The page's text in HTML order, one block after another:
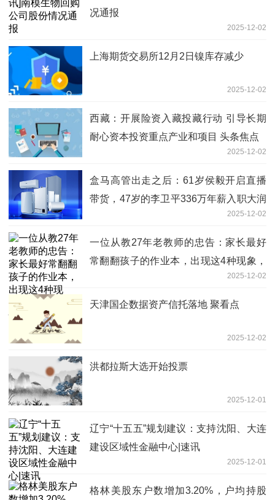
况通报
2025-12-02
上海期货交易所12月2日镍库存减少
2025-12-02
西藏：开展险资入藏投藏行动 引导长期
耐心资本投资重点产业和项目 头条焦点
2025-12-02
盒马高管出走之后：61岁侯毅开启直播
带货，47岁的李卫平336万年薪入职大润
2025-12-02
一位从教27年老教师的忠告：家长最好
常翻翻孩子的作业本，出现这4种现象，
2025-12-02
天津国企数据资产信托落地 聚看点
2025-12-02
洪都拉斯大选开始投票
2025-12-01
辽宁“十五五”规划建议：支持沈阳、大连
建设区域性金融中心|速讯
2025-12-01
格林美股东户数增加3.20%，户均持股